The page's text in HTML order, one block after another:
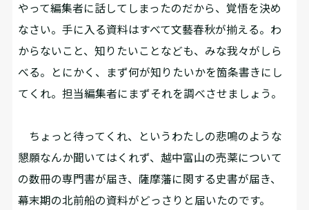
やって編集者に話してしまったのだから、覚悟を決め
なさい。手に入る資料はすべて文藝春秋が揃える。わ
からないこと、知りたいことなども、みな我々がしら
べる。とにかく、まず何が知りたいかを箇条書きにし
てくれ。担当編集者にまずそれを調べさせましょう。
ちょっと待ってくれ、というわたしの悲鳴のような
懇願なんか聞いてはくれず、越中富山の売薬について
の数冊の専門書が届き、薩摩藩に関する史書が届き、
幕末期の北前船の資料がどっさりと届いたのです。